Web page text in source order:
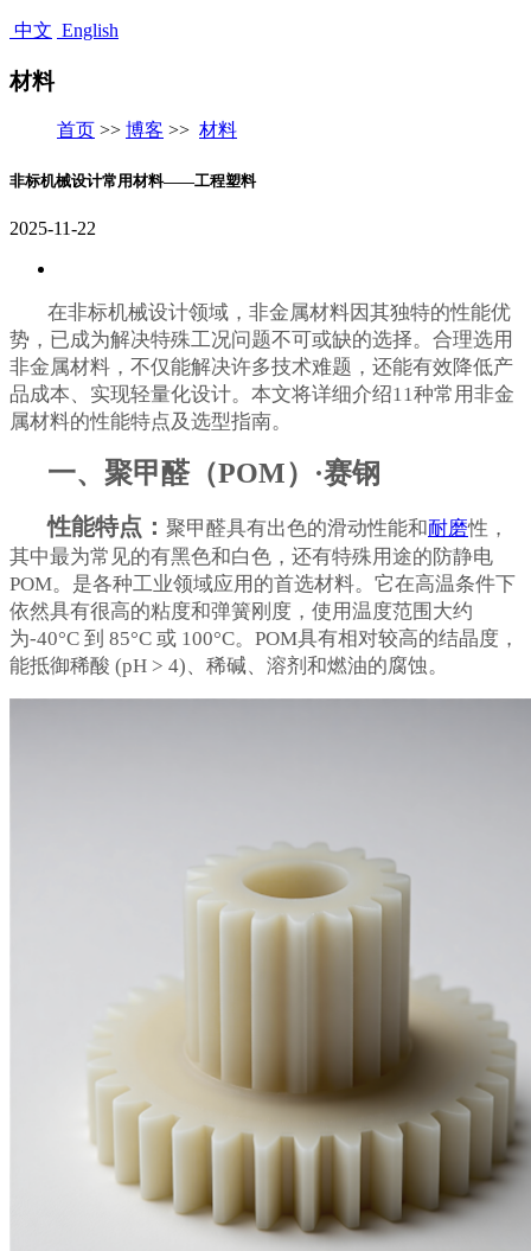
中文 English
材料
首页 >> 博客 >> 材料
非标机械设计常用材料——工程塑料
2025-11-22
在非标机械设计领域，非金属材料因其独特的性能优
势，已成为解决特殊工况问题不可或缺的选择。合理选用
非金属材料，不仅能解决许多技术难题，还能有效降低产
品成本、实现轻量化设计。本文将详细介绍11种常用非金
属材料的性能特点及选型指南。
一、聚甲醛（POM）·赛钢
性能特点： 聚甲醛具有出色的滑动性能和耐磨性，
其中最为常见的有黑色和白色，还有特殊用途的防静电
POM。是各种工业领域应用的首选材料。它在高温条件下
依然具有很高的粘度和弹簧刚度，使用温度范围大约
为-40°C 到 85°C 或 100°C。POM具有相对较高的结晶度，
能抵御稀酸 (pH > 4)、稀碱、溶剂和燃油的腐蚀。